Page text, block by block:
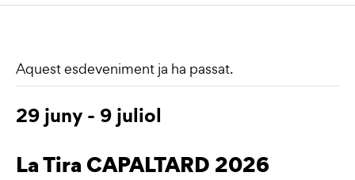
Aquest esdeveniment ja ha passat.
29 juny - 9 juliol
La Tira CAPALTARD 2026